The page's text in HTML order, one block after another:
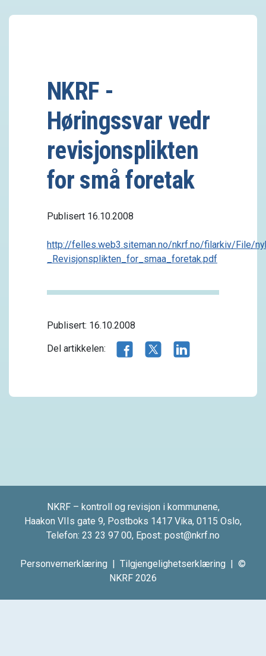
NKRF -
Høringssvar vedr
revisjonsplikten
for små foretak
Publisert 16.10.2008
http://felles.web3.siteman.no/nkrf.no/filarkiv/File/
_Revisjonsplikten_for_smaa_foretak.pdf
Publisert: 16.10.2008
Del artikkelen: Del artikkelen på Facebook
Del artikkelen på X.com
NKRF – kontroll og revisjon i kommunene,
Haakon VIIs gate 9, Postboks 1417 Vika, 0115 Oslo,
Telefon: 23 23 97 00, Epost: post@nkrf.no
Personvernerklæring | Tilgjengelighetserklæring | ©
NKRF 2026